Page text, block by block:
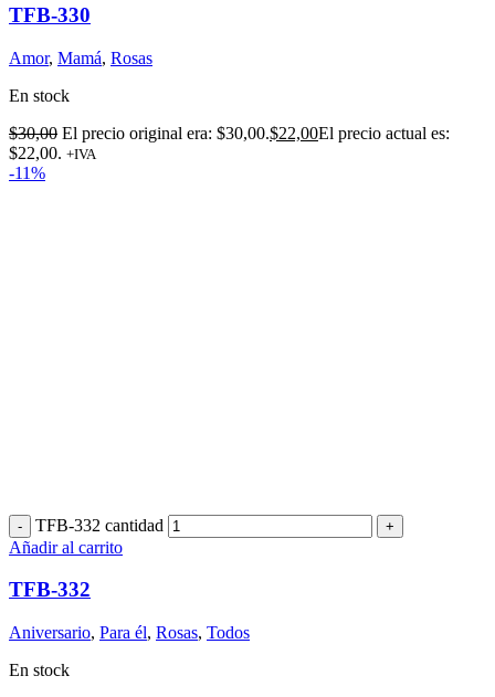
TFB-330
Amor, Mamá, Rosas
En stock
$30,00 El precio original era: $30,00.$22,00El precio actual es:
$22,00. +IVA
-11%
TFB-332 cantidad
Añadir al carrito
TFB-332
Aniversario, Para él, Rosas, Todos
En stock